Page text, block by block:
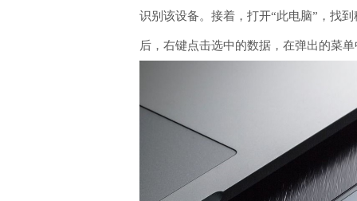
识别该设备。接着，打开“此电脑”，找
后，右键点击选中的数据，在弹出的菜